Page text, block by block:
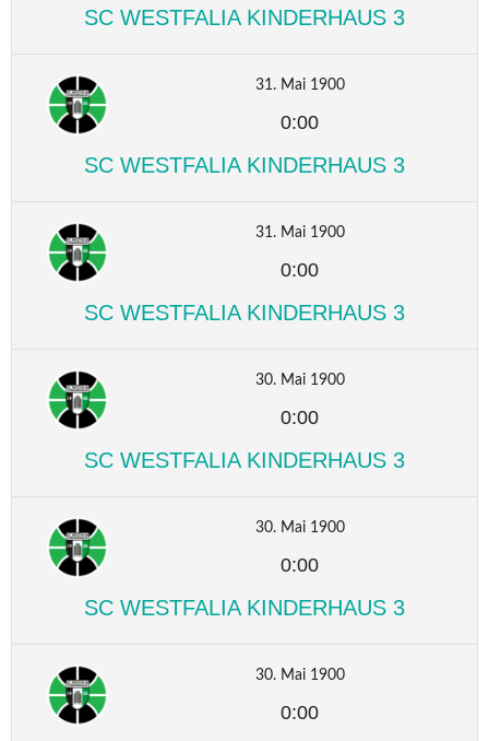
SC WESTFALIA KINDERHAUS 3
31. Mai 1900
0:00
SC WESTFALIA KINDERHAUS 3
31. Mai 1900
0:00
SC WESTFALIA KINDERHAUS 3
30. Mai 1900
0:00
SC WESTFALIA KINDERHAUS 3
30. Mai 1900
0:00
SC WESTFALIA KINDERHAUS 3
30. Mai 1900
0:00